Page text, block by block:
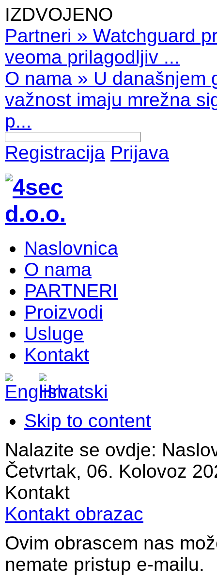
IZDVOJENO
Partneri » Watchguard
veoma prilagodljiv ...
O nama » U današnjem
važnost imaju mrežna
p...
Registracija Prijava
Naslovnica
O nama
PARTNERI
Proizvodi
Usluge
Kontakt
Skip to content
Nalazite se ovdje:
Četvrtak, 06. Kolovoz
Kontakt
Kontakt obrazac
Ovim obrascem nas
nemate pristup e-mailu.